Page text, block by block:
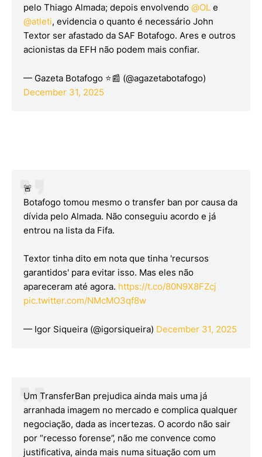
pelo Thiago Almada; depois envolvendo @OL e
@atleti, evidencia o quanto é necessário John
Textor ser afastado da SAF Botafogo. Ares e outros
acionistas da EFH não podem mais confiar.
— Gazeta Botafogo ⭐📰 (@agazetabotafogo)
December 31, 2025
🚨
Botafogo tomou mesmo o transfer ban por causa da
dívida pelo Almada. Não conseguiu acordo e já
entrou na lista da Fifa.
Textor tinha dito em nota que tinha 'recursos
garantidos' para evitar isso. Mas eles não
apareceram até agora. https://t.co/80N9X8FZcj
pic.twitter.com/NMcMO3qf8w
— Igor Siqueira (@igorsiqueira) December 31, 2025
Um TransferBan prejudica ainda mais uma já
arranhada imagem no mercado e complica qualquer
negociação, dada as incertezas. O acordo não sair
por “recesso forense”, não me convence como
justificativa, ainda mais numa situação com um